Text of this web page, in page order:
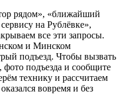
рядом», «ближайший
на Рублёвке»,
все эти запросы.
и Минском
подъезд. Чтобы вызвать
подъезда и сообщите
технику и рассчитаем
вовремя и без